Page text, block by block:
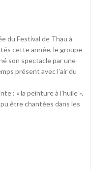
du Festival de Thau à
cette année, le groupe
son spectacle par une
présent avec l’air du
: « la peinture à l’huile »,
être chantées dans les